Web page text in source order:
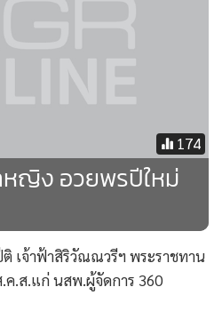
174
หญิง อวยพรปีใหม่
เจ้าฟ้าสิริวัณณวรีฯ พระราชทาน
ค.ส.แก่ นสพ.ผู้จัดการ 360